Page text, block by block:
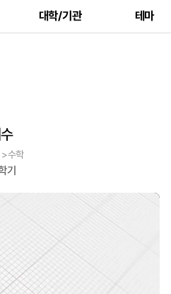
대학/기관 테마
수학
기